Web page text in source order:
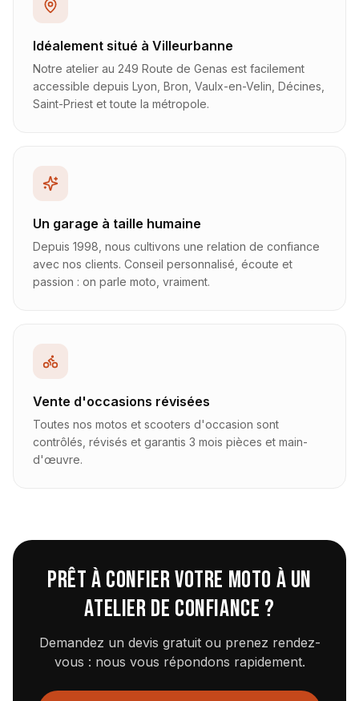
Idéalement situé à Villeurbanne
Notre atelier au 249 Route de Genas est facilement
accessible depuis Lyon, Bron, Vaulx-en-Velin, Décines,
Saint-Priest et toute la métropole.
Un garage à taille humaine
Depuis 1998, nous cultivons une relation de confiance
avec nos clients. Conseil personnalisé, écoute et
passion : on parle moto, vraiment.
Vente d'occasions révisées
Toutes nos motos et scooters d'occasion sont
contrôlés, révisés et garantis 3 mois pièces et main-
d'œuvre.
Prêt à confier votre moto à un
atelier de confiance ?
Demandez un devis gratuit ou prenez rendez-
vous : nous vous répondons rapidement.